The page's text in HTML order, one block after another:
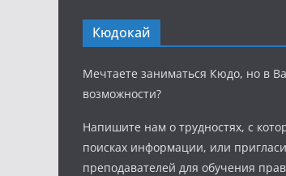
Кюдокай
Мечтаете заниматься Кюдо, но в
возможности?
Напишите нам о трудностях, с
поисках информации, или
преподавателей для обучения